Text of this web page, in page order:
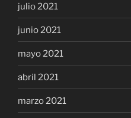
julio 2021
junio 2021
mayo 2021
abril 2021
marzo 2021